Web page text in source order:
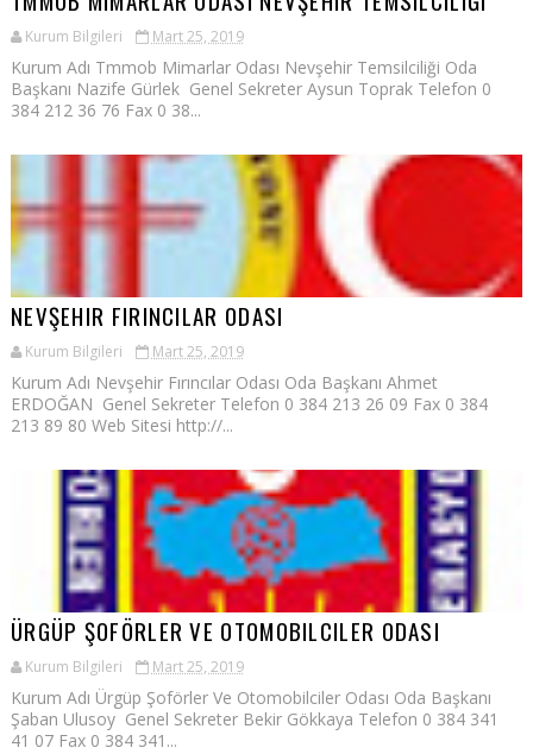
Kurum Bilgileri Mart 25, 2019
Kurum Adı Tmmob Mimarlar Odası Nevşehir Temsilciliği Oda
Başkanı Nazife Gürlek Genel Sekreter Aysun Toprak Telefon 0
384 212 36 76 Fax 0 38...
NEVŞEHIR FIRINCILAR ODASI
Kurum Bilgileri Mart 25, 2019
Kurum Adı Nevşehir Fırıncılar Odası Oda Başkanı Ahmet
ERDOĞAN Genel Sekreter Telefon 0 384 213 26 09 Fax 0 384
213 89 80 Web Sitesi http://...
ÜRGÜP ŞOFÖRLER VE OTOMOBILCILER ODASI
Kurum Bilgileri Mart 25, 2019
Kurum Adı Ürgüp Şoförler Ve Otomobilciler Odası Oda Başkanı
Şaban Ulusoy Genel Sekreter Bekir Gökkaya Telefon 0 384 341
41 07 Fax 0 384 341...